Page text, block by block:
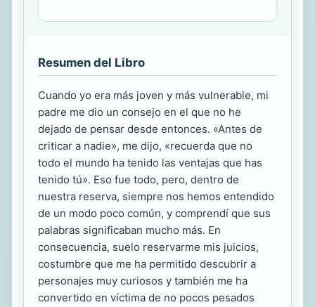
Resumen del Libro
Cuando yo era más joven y más vulnerable, mi
padre me dio un consejo en el que no he
dejado de pensar desde entonces. «Antes de
criticar a nadie», me dijo, «recuerda que no
todo el mundo ha tenido las ventajas que has
tenido tú». Eso fue todo, pero, dentro de
nuestra reserva, siempre nos hemos entendido
de un modo poco común, y comprendí que sus
palabras significaban mucho más. En
consecuencia, suelo reservarme mis juicios,
costumbre que me ha permitido descubrir a
personajes muy curiosos y también me ha
convertido en víctima de no pocos pesados